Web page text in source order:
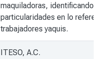
maquiladoras, identificando
particularidades en lo
trabajadores yaquis.
ITESO, A.C.